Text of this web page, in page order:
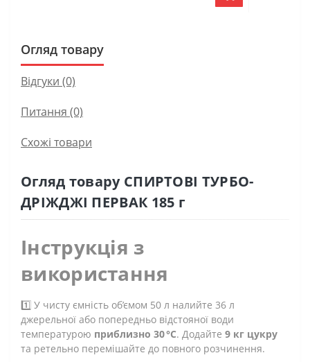
Огляд товару
Відгуки (0)
Питання (0)
Схожі товари
Огляд товару СПИРТОВІ ТУРБО-
ДРІЖДЖІ ПЕРВАК 185 г
Інструкція з
використання
1️⃣ У чисту ємність об’ємом 50 л налийте 36 л
джерельної або попередньо відстояної води
температурою приблизно 30 °C. Додайте 9 кг цукру
та ретельно перемішайте до повного розчинення.